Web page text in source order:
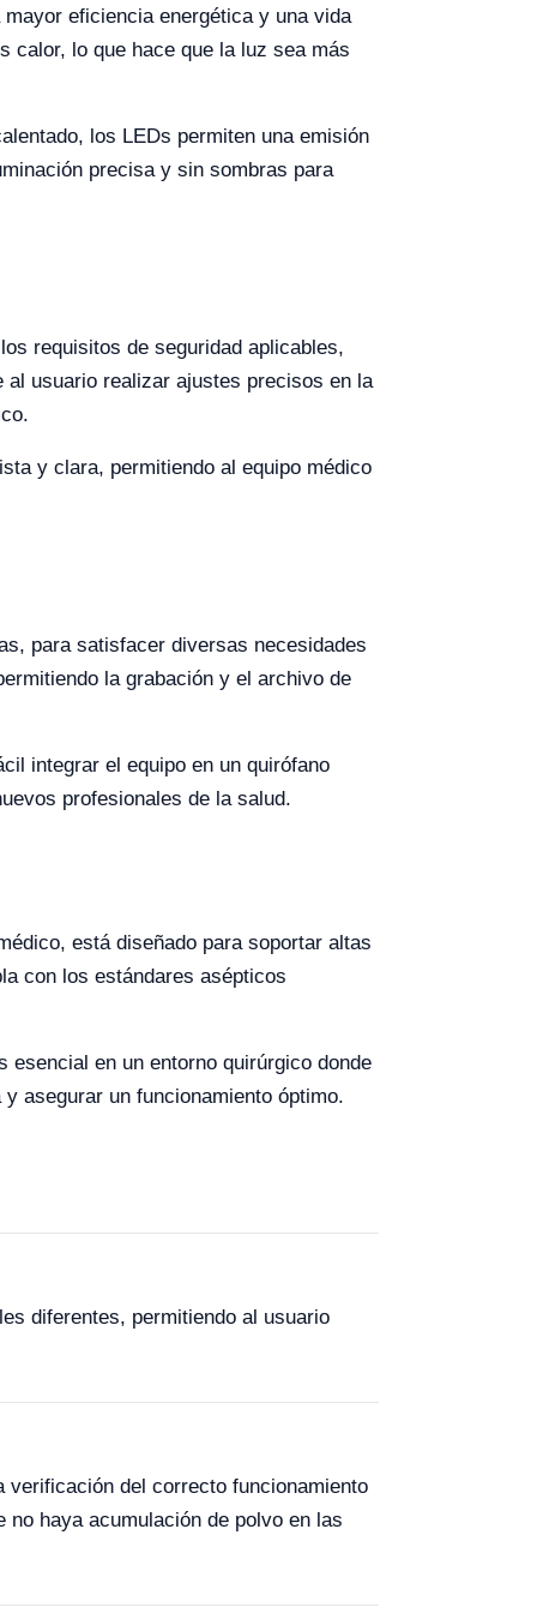
eficiencia energética y una vida
calor, lo que hace que la luz sea más
los LEDs permiten una emisión
precisa y sin sombras para
requisitos de seguridad aplicables,
al usuario realizar ajustes precisos en la
y clara, permitiendo al equipo médico
para satisfacer diversas necesidades
la grabación y el archivo de
integrar el equipo en un quirófano
profesionales de la salud.
está diseñado para soportar altas
con los estándares asépticos
esencial en un entorno quirúrgico donde
asegurar un funcionamiento óptimo.
diferentes, permitiendo al usuario
verificación del correcto funcionamiento
haya acumulación de polvo en las